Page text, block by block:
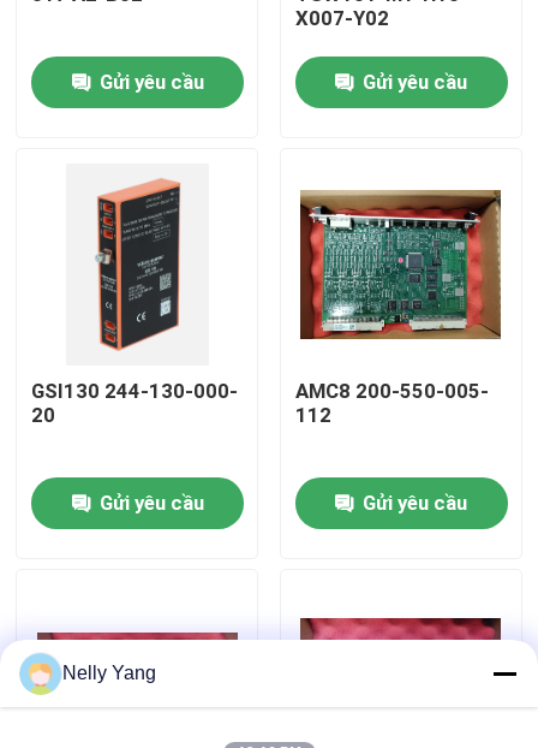
Về chúng tôi
Chuyến tham quan nhà máy
Kiểm soát chất lượng
Tin tức
Phụ tùng PLC
Gửi yêu cầu
X007-Y02
Gửi yêu cầu
GSI130 244-130-000-
20
Gửi yêu cầu
AMC8 200-550-005-
112
Gửi yêu cầu
Nelly Yang